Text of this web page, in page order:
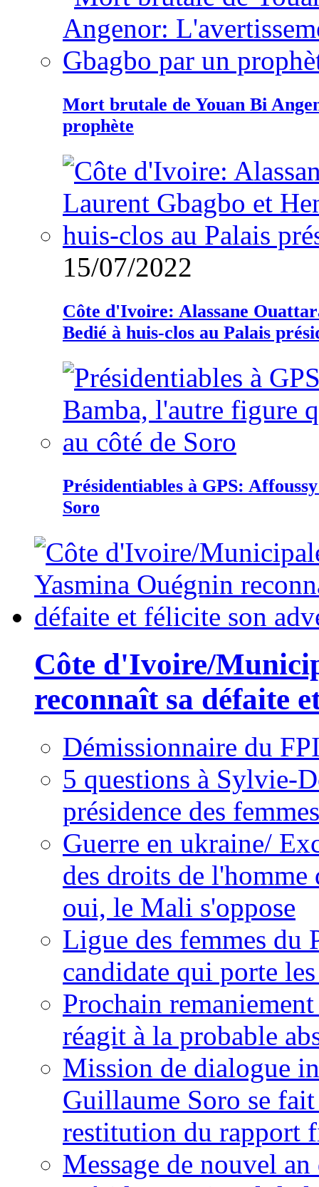
Mort brutale de Youan Bi
prophète
15/07/2022
Côte d'Ivoire: Alassane
Bedié à huis-clos au Palais
Présidentiables à GPS:
Soro
Côte d'Ivoire/
reconnaît sa défaite
Démissionnaire du
5 questions à Sylvie-
présidence des
Guerre en ukraine/
des droits de
oui, le Mali s'oppose
Ligue des femmes du
candidate qui porte
Prochain
réagit à la probable
Mission de dialogue
Guillaume Soro se
restitution du rapport
Message de nouvel